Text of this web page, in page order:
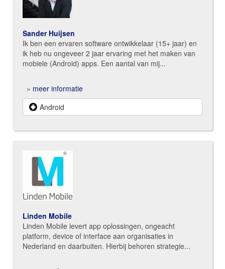
Sander Huijsen
Ik ben een ervaren software ontwikkelaar (15+ jaar) en
ik heb nu ongeveer 2 jaar ervaring met het maken van
mobiele (Android) apps. Een aantal van mij...
» meer informatie
Android
Linden Mobile
Linden Mobile levert app oplossingen, ongeacht
platform, device of interface aan organisaties in
Nederland en daarbuiten. Hierbij behoren strategie...